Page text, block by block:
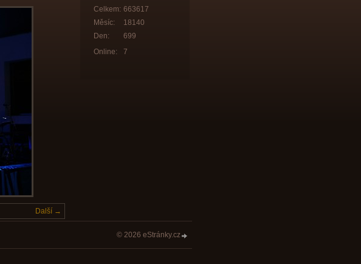
Další →
Online: 7
Celkem: 663617
Měsíc:
18140
Den:
699
© 2026 eStránky.cz